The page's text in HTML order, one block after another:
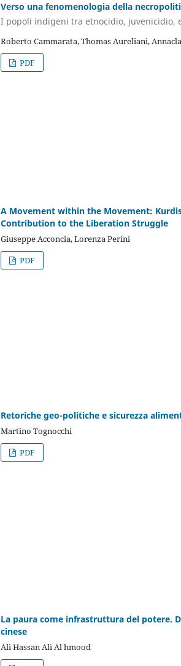
Verso una fenomenologia della
I popoli indigeni tra etnocidio, juvenicidio,
Roberto Cammarata, Thomas Aureliani,
PDF
A Movement within the Movement:
Contribution to the Liberation Struggle
Giuseppe Acconcia, Lorenza Perini
PDF
Retoriche geo-politiche e sicurezza
Martino Tognocchi
PDF
La paura come infrastruttura del potere.
cinese
Alì Hassan Alì Al hmood